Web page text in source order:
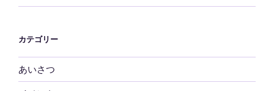
カテゴリー
あいさつ